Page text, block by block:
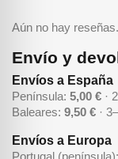
Aún no hay
Envío y
Envíos a España
Península: 5,00 € ·
Baleares: 9,50 € ·
Envíos a Europa
Portugal (península):